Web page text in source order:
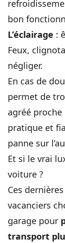
bon
L’éclairage :
Feux,
négliger.
En cas de
permet de
agréé proche
pratique et
panne sur
Et si le vrai
voiture ?
Ces
vacanciers
garage pour
transport